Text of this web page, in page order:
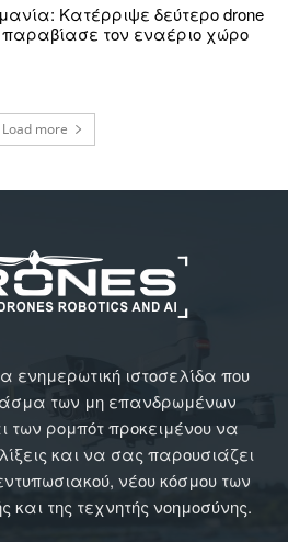
Κατέρριψε δεύτερο drone
παραβίασε τον εναέριο χώρο
Load more
ενημερωτική ιστοσελίδα που
των μη επανδρωμένων
των ρομπότ προκειμένου να
και να σας παρουσιάζει
νέου κόσμου των
και της τεχνητής νοημοσύνης.